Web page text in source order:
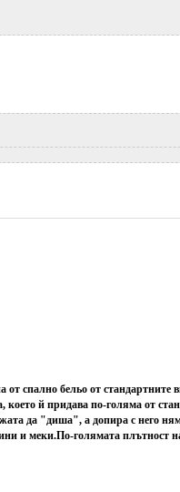
спално бельо от
й придава по-голяма от
да "диша", а допира с него
и меки.По-голямата плътност